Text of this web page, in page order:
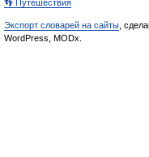
👣 Путешествия
Экспорт словарей на сайты ,
WordPress, MODx.